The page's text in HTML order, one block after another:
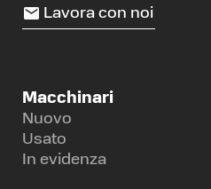
Lavora con noi
Macchinari
Nuovo
Usato
In evidenza